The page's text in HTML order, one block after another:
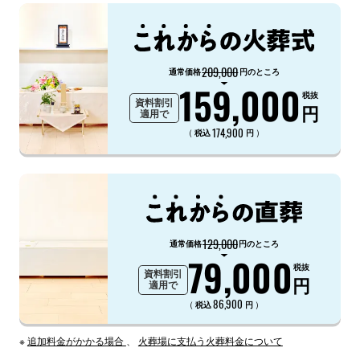
通常価格209,000円のところ
資料割引
適用で
159,000円
税抜
（ 税込174,900 円 ）
通常価格129,000円のところ
資料割引
適用で
79,000円
税抜
（ 税込86,900 円 ）
※追加料金がかかる場合 火葬場に支払う火葬料金について